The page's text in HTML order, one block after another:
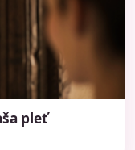
pleť